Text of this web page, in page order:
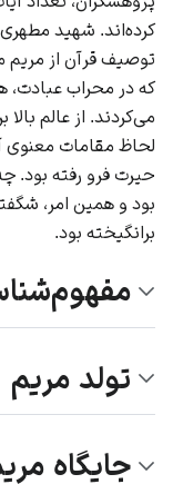
کرده‌اند. شهید
توصیف قرآن از مریم
که در محراب عبادت،
می‌کردند. از عالم
لحاظ مقامات معنوی
حیرت فرو رفته بود.
بود و همین امر،
برانگیخته بود.
تولد مریم
جایگاه